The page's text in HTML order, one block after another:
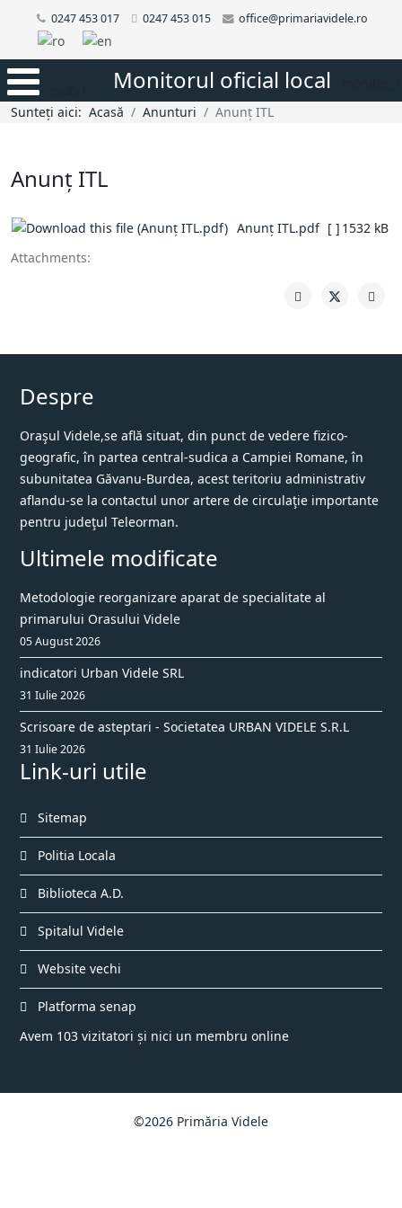
0247 453 017 0247 453 015 office@primariavidele.ro
Monitorul oficial local
Sunteți aici: Acasă Anunturi Anunț ITL
Anunț ITL
Attachments:
Anunț ITL.pdf [ ] 1532 kB
Despre
Oraşul Videle,se află situat, din punct de vedere fizico-
geografic, în partea central-sudica a Campiei Romane, în
subunitatea Găvanu-Burdea, acest teritoriu administrativ
aflandu-se la contactul unor artere de circulaţie importante
pentru judeţul Teleorman.
Ultimele modificate
Metodologie reorganizare aparat de specialitate al
primarului Orasului Videle
05 August 2026
indicatori Urban Videle SRL
31 Iulie 2026
Scrisoare de asteptari - Societatea URBAN VIDELE S.R.L
31 Iulie 2026
Link-uri utile
Sitemap
Politia Locala
Biblioteca A.D.
Spitalul Videle
Website vechi
Platforma senap
Avem 103 vizitatori și nici un membru online
©2026 Primăria Videle